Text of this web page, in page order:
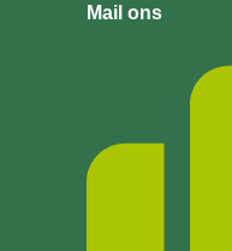
Mail ons